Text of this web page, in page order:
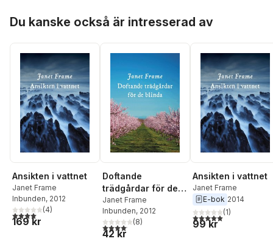
Du kanske också är intresserad av
Ansikten i vattnet
Janet Frame
Inbunden, 2012
4,0utav 5 stjärnor. Totalt antal röster:
(4)
169 kr
Doftande
trädgårdar för de
blinda
Janet Frame
Inbunden, 2012
4,1utav 5 stjärnor. Totalt antal röster:
(8)
42 kr
Ansikten i vattnet
Janet Frame
E-bok 2014
5,0utav 5 stjärnor.
(1)
99 kr